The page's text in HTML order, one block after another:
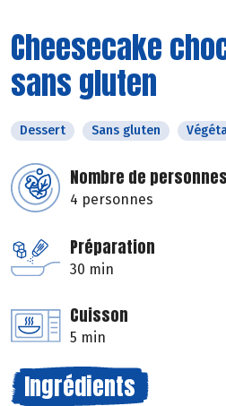
Cheesecake
sans gluten
Dessert Sans gluten
Nombre de personnes
4 personnes
Préparation
30 min
Cuisson
5 min
Ingrédients